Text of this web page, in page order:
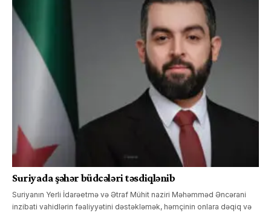
Suriyada şəhər büdcələri təsdiqlənib
Suriyanın Yerli İdarəetmə və Ətraf Mühit naziri Məhəmməd Əncərani
inzibati vahidlərin fəaliyyətini dəstəkləmək, həmçinin onlara dəqiq və